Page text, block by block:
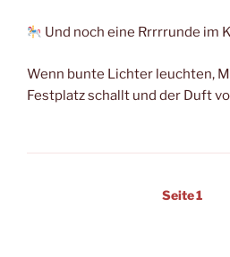
Und noch eine Rrrrrunde im
Wenn bunte Lichter leuchten,
Festplatz schallt und der Duft
Seitennummerierung
Seite1